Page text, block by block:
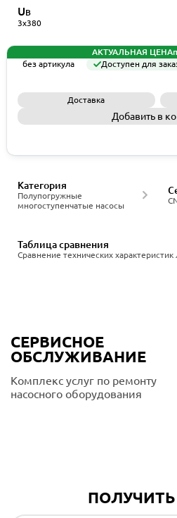
UВ
3x380
АКТУАЛЬНАЯ ЦЕНА
без артикула
Доступен для
Доставка
Добавить в
Полупогружные
многоступенчатые насосы
Категория
Сравнение технических характеристик
Таблица сравнения
СЕРВИСНОЕ
ОБСЛУЖИВАНИЕ
Комплекс услуг по ремонту
насосного оборудования